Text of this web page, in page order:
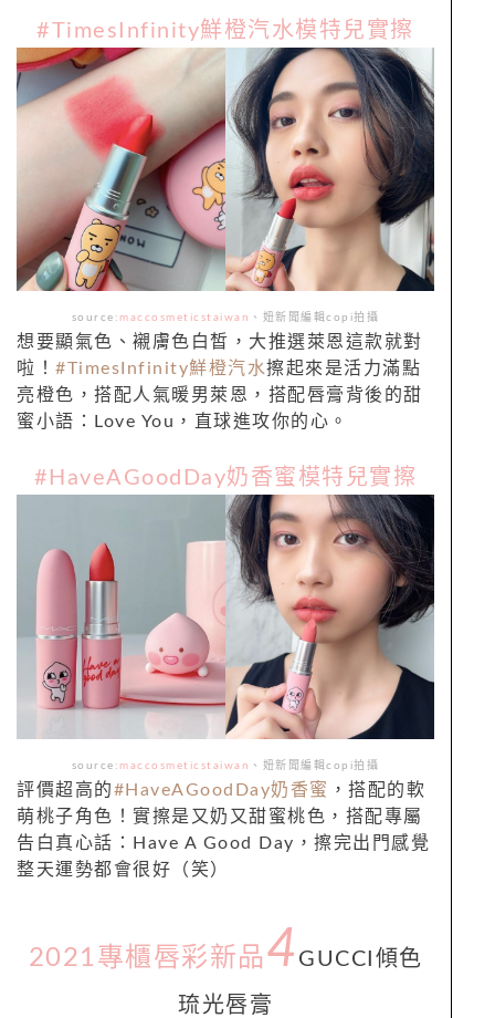
#TimesInfinity鮮橙汽水模特兒實擦
source:maccosmeticstaiwan 、 妞新聞編輯copi拍攝
想要顯氣色、襯膚色白皙，大推選萊恩這款就對
啦！ #TimesInfinity鮮橙汽水擦起來是活力滿點
亮橙色，搭配人氣暖男萊恩，搭配唇膏背後的甜
蜜小語：Love You，直球進攻你的心。
#HaveAGoodDay奶香蜜模特兒實擦
source:maccosmeticstaiwan 、 妞新聞編輯copi拍攝
評價超高的#HaveAGoodDay奶香蜜 ，搭配的軟
萌桃子角色！實擦是又奶又甜蜜桃色，搭配專屬
告白真心話：Have A Good Day，擦完出門感覺
整天運勢都會很好（笑）
2021專櫃唇彩新品 4 GUCCI 傾色
琉光唇膏